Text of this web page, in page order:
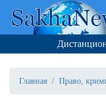
Главная Право,